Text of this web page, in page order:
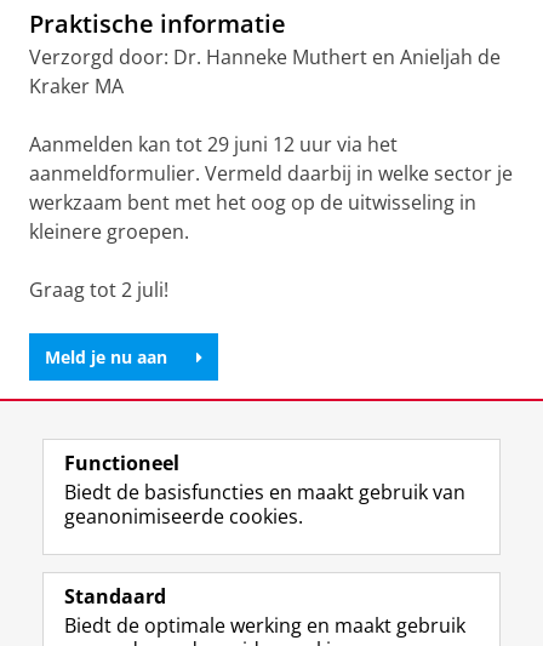
Praktische informatie
Verzorgd door: Dr. Hanneke Muthert en Anieljah de
Kraker MA
Aanmelden kan tot 29 juni 12 uur via het
aanmeldformulier. Vermeld daarbij in welke sector je
werkzaam bent met het oog op de uitwisseling in
kleinere groepen.
Graag tot 2 juli!
Meld je nu aan
Volg de RUG
F
a
e
L
i
k
R
S
-
I
n
t
Y
o
T
Studiekiezers
Functioneel
Biedt de basisfuncties en maakt gebruik van
geanonimiseerde cookies.
Standaard
Biedt de optimale werking en maakt gebruik